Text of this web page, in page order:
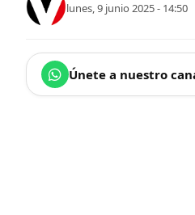
lunes, 9 junio 2025 - 14:50
Únete a nuestro